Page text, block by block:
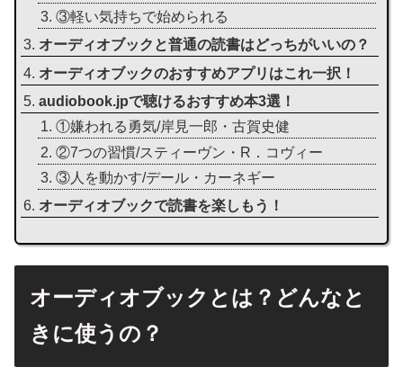
③軽い気持ちで始められる
オーディオブックと普通の読書はどっちがいいの？
オーディオブックのおすすめアプリはこれ一択！
audiobook.jpで聴けるおすすめ本3選！
①嫌われる勇気/岸見一郎・古賀史健
②7つの習慣/スティーヴン・R．コヴィー
③人を動かす/デール・カーネギー
オーディオブックで読書を楽しもう！
オーディオブックとは？どんなと
きに使うの？